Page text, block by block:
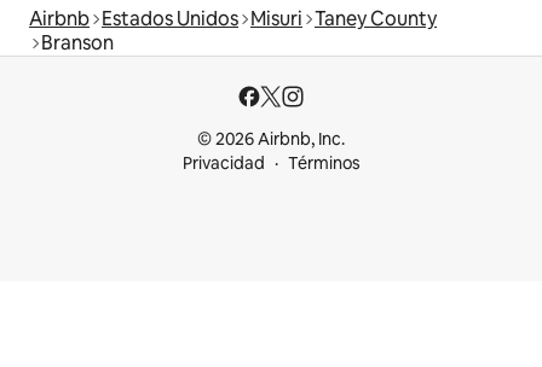
Airbnb Estados Unidos Misuri Taney County
Branson
© 2026 Airbnb, Inc.
Privacidad
Términos